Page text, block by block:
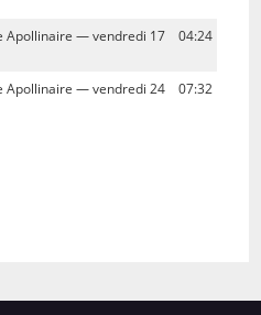
04:24
Apollinaire — vendredi 17
07:32
Apollinaire — vendredi 24